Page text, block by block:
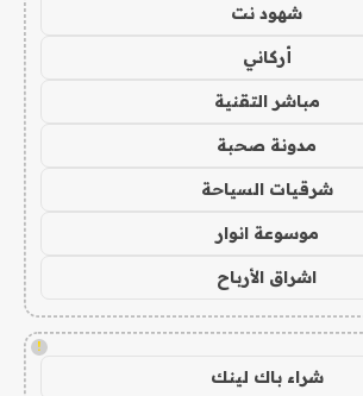
شهود نت
أركاني
مباشر التقنية
مدونة صحبة
شرقيات السياحة
موسوعة انوار
اشراق الأرباح
!
شراء باك لينك